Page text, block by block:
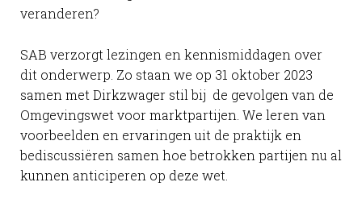
veranderen?
SAB verzorgt lezingen en kennismiddagen over
dit onderwerp. Zo staan we op 31 oktober 2023
samen met Dirkzwager stil bij de gevolgen van de
Omgevingswet voor marktpartijen. We leren van
voorbeelden en ervaringen uit de praktijk en
bediscussiëren samen hoe betrokken partijen nu al
kunnen anticiperen op deze wet.